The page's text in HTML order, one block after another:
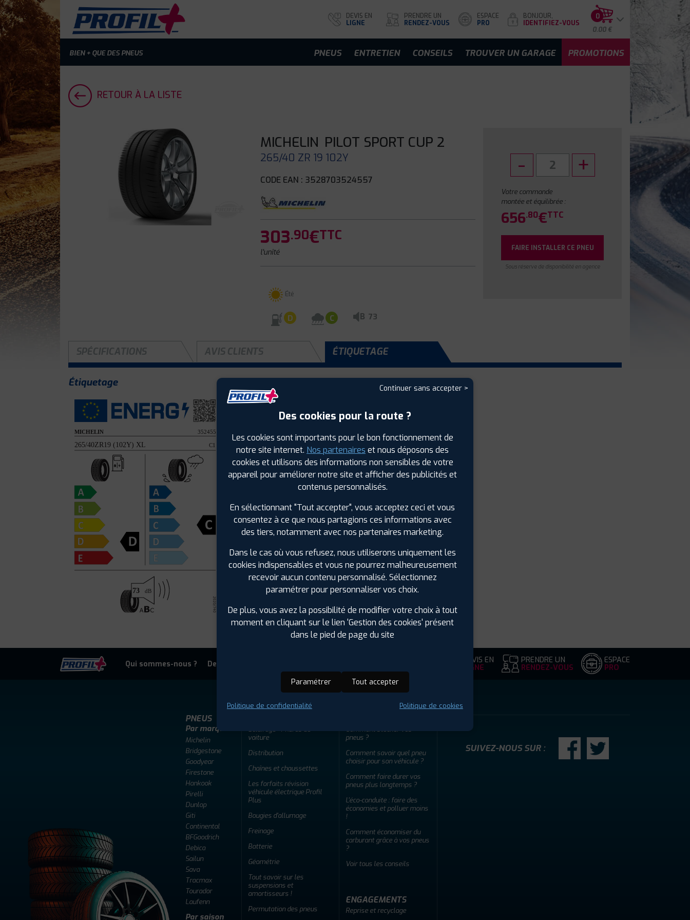
BIEN + QUE DES PNEUS
DEVIS EN
LIGNE
PRENDRE UN
RENDEZ-VOUS
ESPACE
PRO
BONJOUR,
IDENTIFIEZ-VOUS
0
0.00 €
PNEUS ENTRETIEN CONSEILS TROUVER UN GARAGE PROMOTIONS
RETOUR À LA LISTE
MICHELIN PILOT SPORT CUP 2
265/40 ZR 19 102Y
CODE EAN : 3528703524557
303.90€TTC
l'unité
Été
D C B 73
Votre commande
montée et équilibrée :
656.80€TTC
FAIRE INSTALLER CE PNEU
Sous réserve de disponibilité en agence
SPÉCIFICATIONS AVIS CLIENTS ÉTIQUETAGE
Étiquetage
Saison :Été
Non
Hauteur :40
Diamètre :19
Charge :102
Vitesse :Y
Bruit de roulement externe :73
Adhérence sur sol mouillé :C
Code EAN :3528703524557
Qui sommes-nous ? Devenir adherent DEVIS EN
LIGNE
PRENDRE UN
RENDEZ-VOUS
ESPACE
PRO
PNEUS
Par marque
Michelin
Bridgestone
Goodyear
Firestone
Hankook
Pirelli
Dunlop
Giti
Continental
BFGoodrich
Debica
Sailun
Sava
Tracmax
Tourador
Laufenn
Par saison
Éclairage - Phares de
voiture
Distribution
Chaînes et chaussettes
Les forfaits révision
véhicule électrique Profil
Plus
Bougies d'allumage
Freinage
Batterie
Géométrie
Tout savoir sur les
suspensions et
amortisseurs !
Permutation des pneus
Comment stocker vos
pneus ?
Comment savoir quel pneu
choisir pour son véhicule ?
Comment faire durer vos
pneus plus longtemps ?
L'éco-conduite : faire des
économies et polluer moins
!
Comment économiser du
carburant grâce à vos pneus
?
Voir tous les conseils
ENGAGEMENTS
Reprise et recyclage
SUIVEZ-NOUS SUR :
Continuer sans accepter >
Des cookies pour la route ?
Les cookies sont importants pour le bon fonctionnement de
notre site internet. Nos partenaires et nous déposons des
cookies et utilisons des informations non sensibles de votre
appareil pour améliorer notre site et afficher des publicités et
contenus personnalisés.
En sélectionnant "Tout accepter", vous acceptez ceci et vous
consentez à ce que nous partagions ces informations avec
des tiers, notamment avec nos partenaires marketing.
Dans le cas où vous refusez, nous utiliserons uniquement les
cookies indispensables et vous ne pourrez malheureusement
recevoir aucun contenu personnalisé. Sélectionnez
paramétrer pour personnaliser vos choix.
De plus, vous avez la possibilité de modifier votre choix à tout
moment en cliquant sur le lien 'Gestion des cookies' présent
dans le pied de page du site
Paramétrer Tout accepter
Politique de confidentialité Politique de cookies